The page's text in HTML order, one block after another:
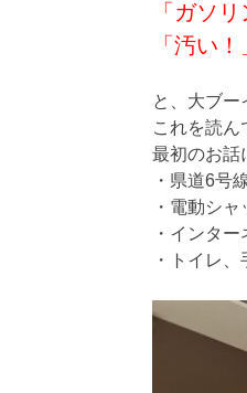
「ガソリ
「汚い！
と、大ブー
これを読ん
最初のお話
・県道6号
・電動シ
・インタ
・トイレ